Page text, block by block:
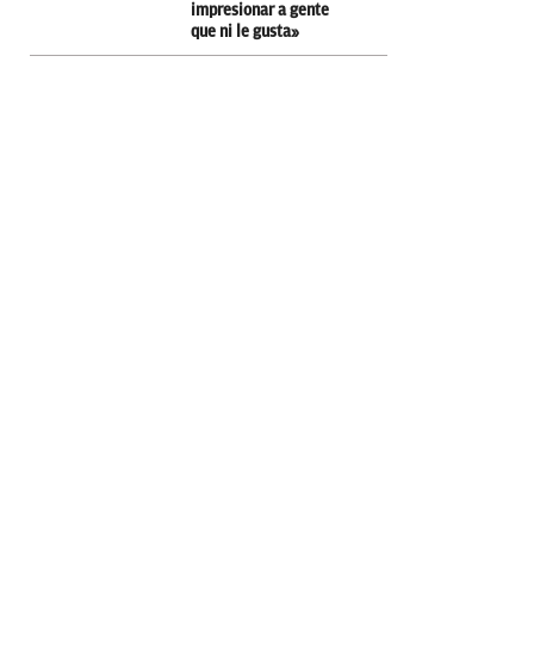
impresionar a gente
que ni le gusta»